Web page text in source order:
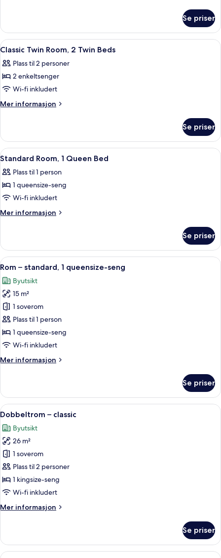
Twin
Beds
Twin
Room,
2
Beds
Se priser
Åpne
alle
bildene
av
Classic
Twin
Twin
Beds
Sengetøy av topp kvalitet, minibar,
3
Classic Twin Room, 2 Twin Beds
Plass til 2 personer
2 enkeltsenger
Wi-fi inkludert
Mer informasjon
Mer
Twin
Room,
2
Beds
Se priser
Åpne
alle
bildene
av
Standard
Room,
Bed
Sengetøy av topp kvalitet, minibar,
2
Standard Room, 1 Queen Bed
Plass til 1 person
1 queensize-seng
Wi-fi inkludert
Mer informasjon
Mer
Room,
Queen
Se priser
Åpne
alle
bildene
av
Rom
–
standard,
1
seng
Sengetøy av topp kvalitet, minibar,
2
Rom – standard, 1 queensize-seng
Byutsikt
15 m²
1 soverom
Plass til 1 person
1 queensize-seng
Wi-fi inkludert
Mer informasjon
Mer
–
standard,
1
seng
Se priser
Åpne
alle
bildene
av
Dobbeltrom
–
classic
Sengetøy av topp kvalitet, minibar,
4
Dobbeltrom – classic
Byutsikt
26 m²
1 soverom
Plass til 2 personer
1 kingsize-seng
Wi-fi inkludert
Mer informasjon
Mer
–
classic
Se priser
Sengetøy av topp kvalitet, minibar,